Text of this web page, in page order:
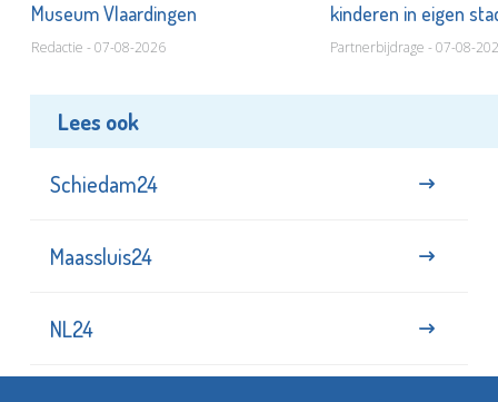
Museum Vlaardingen
Redactie - 07-08-2026
kinderen in eigen
Partnerbijdrage - 07-08-
Lees ook
Schiedam24
Maassluis24
NL24